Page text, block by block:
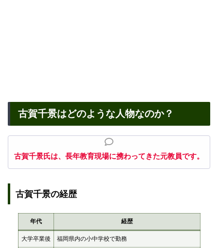
古賀千景はどのような人物なのか？
古賀千景氏は、長年教育現場に携わってきた元教員です。
古賀千景の経歴
年代 経歴
大学卒業後 福岡県内の小中学校で勤務